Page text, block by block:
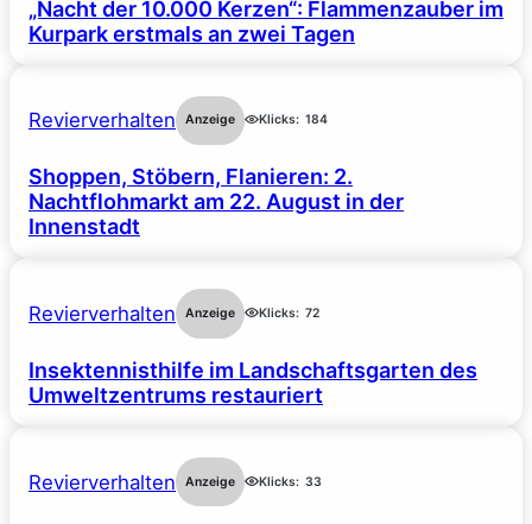
„Nacht der 10.000 Kerzen“: Flammenzauber im
Kurpark erstmals an zwei Tagen
Revierverhalten Anzeige Klicks: 184
Shoppen, Stöbern, Flanieren: 2.
Nachtflohmarkt am 22. August in der
Innenstadt
Revierverhalten Anzeige Klicks: 72
Insektennisthilfe im Landschaftsgarten des
Umweltzentrums restauriert
Revierverhalten Anzeige Klicks: 33